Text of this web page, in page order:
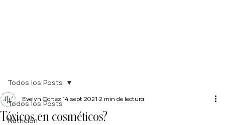
Todos los Posts
Nutrición
Todos los Posts
Tóxicos en cosméticos?
Evelyn Cortez 14 sept 2021 2 min de lectura